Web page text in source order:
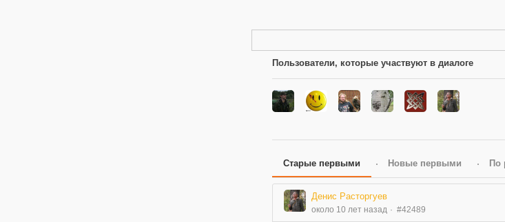
Пользователи, которые участвуют в диалоге
Старые первыми Новые первыми По
Денис Расторгуев
около 10 лет назад #42489